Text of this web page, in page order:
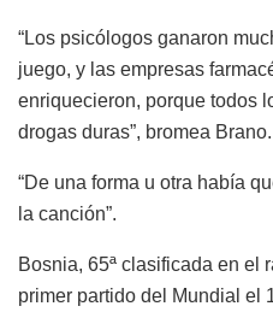
“Los psicólogos ganaron
juego, y las empresas
enriquecieron, porque todos
drogas duras”, bromea Brano.
“De una forma u otra había
la canción”.
Bosnia, 65ª clasificada en el
primer partido del Mundial el